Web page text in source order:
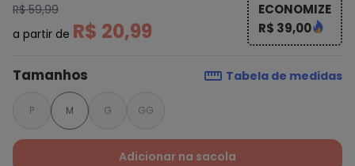
R$ 59,99
a partir de R$ 20,99
ECONOMIZE
R$ 39,00
Tamanhos Tabela de medidas
P M G GG
Adicionar na sacola